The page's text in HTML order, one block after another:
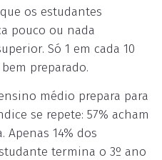
os estudantes
pouco ou nada
Só 1 em cada 10
preparado.
médio prepara para
se repete: 57% acham
Apenas 14% dos
termina o 3º ano